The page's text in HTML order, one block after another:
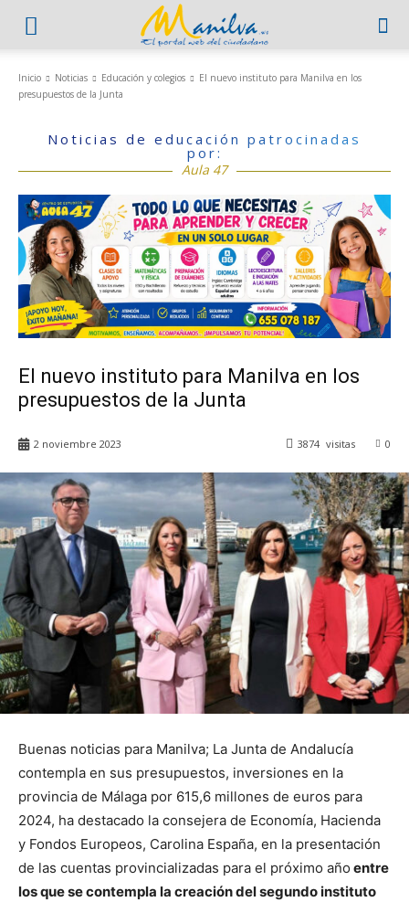
Inicio Noticias Educación y colegios
El nuevo instituto para Manilva en los
presupuestos de la Junta
Noticias de educación patrocinadas
por:
Aula 47
El nuevo instituto para Manilva en los
presupuestos de la Junta
2 noviembre 2023 0
3874 visitas
Buenas noticias para Manilva; La Junta de Andalucía
contempla en sus presupuestos, inversiones en la
provincia de Málaga por 615,6 millones de euros para
2024, ha destacado la consejera de Economía, Hacienda
y Fondos Europeos, Carolina España, en la presentación
de las cuentas provincializadas para el próximo año entre
los que se contempla la creación del segundo instituto